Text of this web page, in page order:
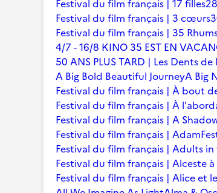
Festival du film français | 17 filles
Festival du film français | 3 cœurs
Festival du film français | 35
4/7 - 16/8 KINO 35 EST EN
50 ANS PLUS TARD | Les Dents de
A Big Bold Beautiful JourneyA Big
Festival du film français | À bout
Festival du film français | À
Festival du film français | A
Festival du film français | Adam
Festival du film français | Adults in
Festival du film français | Alceste
Festival du film français | Alice et